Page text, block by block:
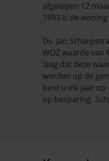
afgelopen 12
1993 is de
Ds. Jan
WOZ waarde van
laag dat deze
worden op de
bent u elk jaar op
op besparing.